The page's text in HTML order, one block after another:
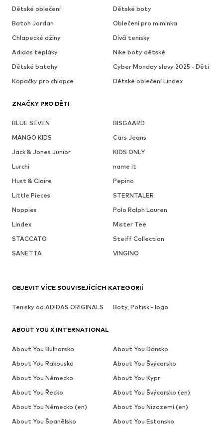
Dětské oblečení
Dětské boty
Batoh Jordan
Oblečení pro miminka
Chlapecké džíny
Dívčí tenisky
Adidas tepláky
Nike boty dětské
Dětské batohy
Cyber Monday slevy 2025 - Děti
Kopačky pro chlapce
Dětské oblečení Lindex
ZNAČKY PRO DĚTI
BLUE SEVEN
BISGAARD
MANGO KIDS
Cars Jeans
Jack & Jones Junior
KIDS ONLY
Lurchi
name it
Hust & Claire
Pepino
Little Pieces
STERNTALER
Noppies
Polo Ralph Lauren
Lindex
Mister Tee
STACCATO
Steiff Collection
SANETTA
VINGINO
OBJEVIT VÍCE SOUVISEJÍCÍCH KATEGORIÍ
Tenisky od ADIDAS ORIGINALS Boty, Potisk - logo
ABOUT YOU X INTERNATIONAL
About You Bulharsko
About You Dánsko
About You Rakousko
About You Švýcarsko
About You Německo
About You Kypr
About You Řecko
About You Švýcarsko (en)
About You Německo (en)
About You Nizozemí (en)
About You Španělsko
About You Estonsko